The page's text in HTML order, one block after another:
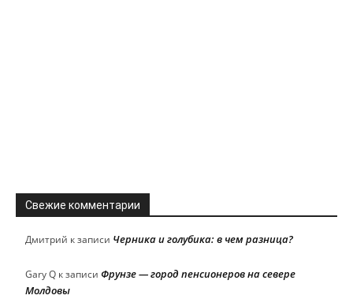
Свежие комментарии
Дмитрий к записи Черника и голубика: в чем разница?
Gary Q к записи Фрунзе — город пенсионеров на севере
Молдовы